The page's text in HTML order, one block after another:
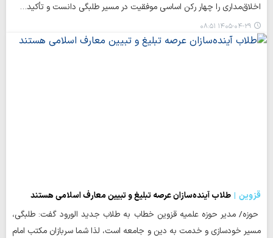
اخلاق‌مداری را چهار رکن اساسی موفقیت در مسیر طلبگی دانست و تأکید…
۱۴۰۵-۰۴-۲۹ ۰۸:۵۱
قزوین
طلاب آینده‌سازان عرصه تبلیغ و تبیین معارف اسلامی هستند
حوزه/ مدیر حوزه علمیه قزوین خطاب به طلاب جدید الورود گفت: طلبگی،
مسیر خودسازی و خدمت به دین و جامعه است، لذا شما سربازان مکتب امام